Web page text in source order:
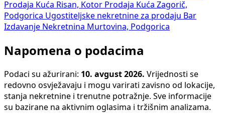
Prodaja Kuća Risan, Kotor Prodaja Kuća Zagorič,
Podgorica Ugostiteljske nekretnine za prodaju Bar
Izdavanje Nekretnina Murtovina, Podgorica
Napomena o podacima
Podaci su ažurirani: 10. avgust 2026. Vrijednosti se
redovno osvježavaju i mogu varirati zavisno od lokacije,
stanja nekretnine i trenutne potražnje. Sve informacije
su bazirane na aktivnim oglasima i tržišnim analizama.